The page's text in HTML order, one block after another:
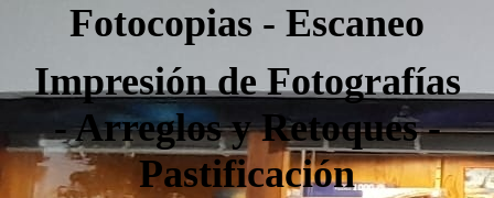
Fotocopias - Escaneo
Impresión de Fotografías
- Arreglos y Retoques -
Pastificación